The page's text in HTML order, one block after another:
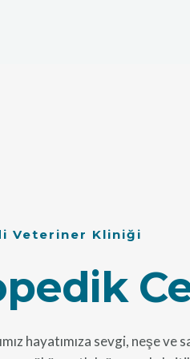
Veteriner Kliniği
hayatımıza sevgi, neşe